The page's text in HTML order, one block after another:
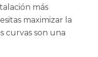
más
maximizar la
curvas son una